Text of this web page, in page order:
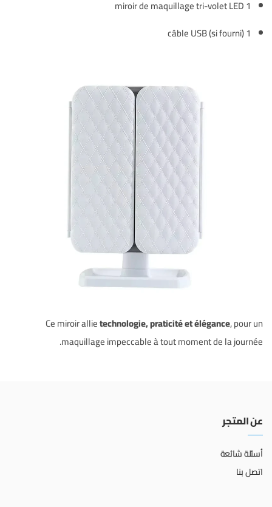
1 miroir de maquillage tri-volet LED
1 câble USB (si fourni)
Ce miroir allietechnologie, praticité et élégance, pour un
maquillage impeccable à tout moment de la journée.
عن المتجر
أسئلة شائعة
اتصل بنا